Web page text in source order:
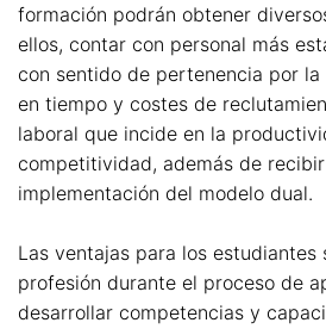
formación podrán obtener
ellos, contar con personal más
con sentido de pertenencia por la
en tiempo y costes de
laboral que incide en la
competitividad, además de
implementación del modelo dual.
Las ventajas para los estudiantes
profesión durante el proceso de
desarrollar competencias y